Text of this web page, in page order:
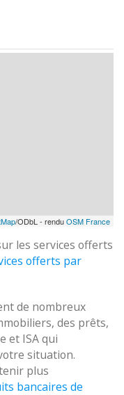
/ODbL - renduOSM France
les services offerts
offerts par
de nombreux
des prêts,
et ISA qui
situation.
plus
bancaires de